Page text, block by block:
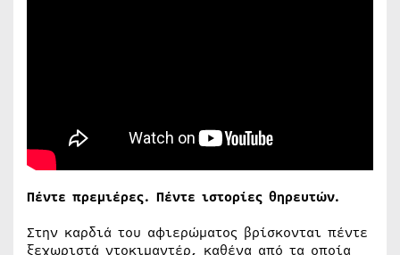
Πέντε πρεμιέρες. Πέντε ιστορίες θηρευτών.
Στην καρδιά του αφιερώματος βρίσκονται πέντε
ξεχωριστά ντοκιμαντέρ, καθένα από τα οποία